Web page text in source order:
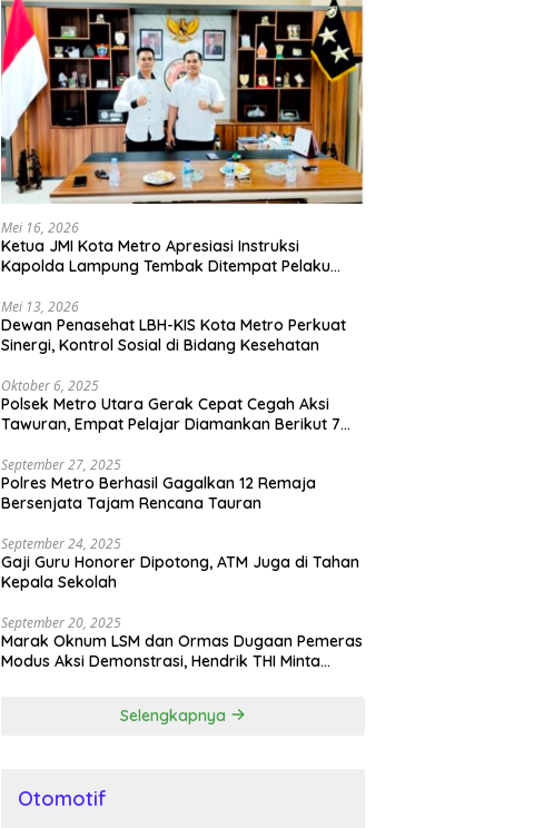
Mei 16, 2026
Ketua JMI Kota Metro Apresiasi Instruksi
Kapolda Lampung Tembak Ditempat Pelaku
Mei 13, 2026
Dewan Penasehat LBH-KIS Kota Metro Perkuat
Sinergi, Kontrol Sosial di Bidang Kesehatan
Oktober 6, 2025
Polsek Metro Utara Gerak Cepat Cegah Aksi
Tawuran, Empat Pelajar Diamankan Berikut 7
September 27, 2025
Polres Metro Berhasil Gagalkan 12 Remaja
Bersenjata Tajam Rencana Tauran
September 24, 2025
Gaji Guru Honorer Dipotong, ATM Juga di Tahan
Kepala Sekolah
September 20, 2025
Marak Oknum LSM dan Ormas Dugaan Pemeras
Modus Aksi Demonstrasi, Hendrik THI Minta
Selengkapnya
Otomotif